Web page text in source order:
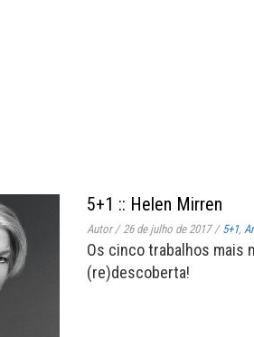
5+1 :: Helen Mirren
Autor/ 26 de julho de 2017 / 5+1,
Os cinco trabalhos mais
(re)descoberta!